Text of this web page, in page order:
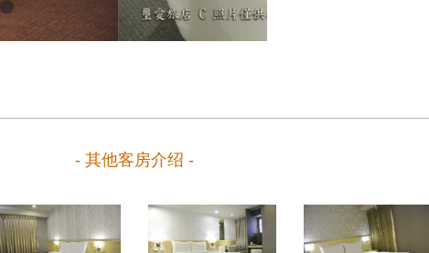
- 其他客房介绍 -